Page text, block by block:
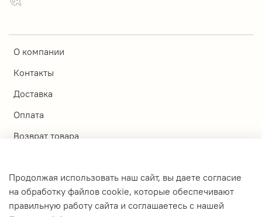
О компании
Контакты
Доставка
Оплата
Возврат товара
Личный кабинет
Оферта и политика конфиденциальности
Продолжая использовать наш сайт, вы даете согласие
на обработку файлов cookie, которые обеспечивают
правильную работу сайта и соглашаетесь с нашей